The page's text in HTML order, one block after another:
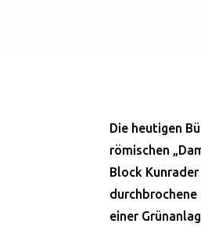
Die heutigen
römischen
Block
einer